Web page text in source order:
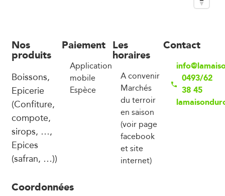
Nos
produits
Boissons,
Epicerie
(Confiture,
compote,
sirops, …,
Epices
(safran, …))
Paiement
Application
mobile
Espèce
Les
horaires
A convenir
Marchés
du terroir
en saison
(voir page
facebook
et site
internet)
Contact
0493/62
38 45
Coordonnées